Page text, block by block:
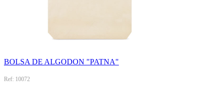
BOLSA DE ALGODON "PATNA"
Ref: 10072